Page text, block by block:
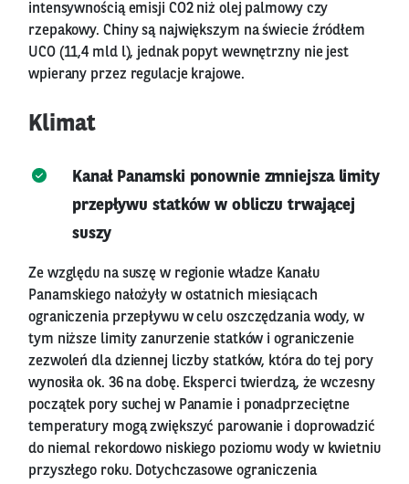
intensywnością emisji CO2 niż olej palmowy czy
rzepakowy. Chiny są największym na świecie źródłem
UCO (11,4 mld l), jednak popyt wewnętrzny nie jest
wpierany przez regulacje krajowe.
Klimat
Kanał Panamski ponownie zmniejsza limity
przepływu statków w obliczu trwającej
suszy
Ze względu na suszę w regionie władze Kanału
Panamskiego nałożyły w ostatnich miesiącach
ograniczenia przepływu w celu oszczędzania wody, w
tym niższe limity zanurzenie statków i ograniczenie
zezwoleń dla dziennej liczby statków, która do tej pory
wynosiła ok. 36 na dobę. Eksperci twierdzą, że wczesny
początek pory suchej w Panamie i ponadprzeciętne
temperatury mogą zwiększyć parowanie i doprowadzić
do niemal rekordowo niskiego poziomu wody w kwietniu
przyszłego roku. Dotychczasowe ograniczenia